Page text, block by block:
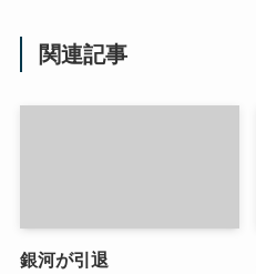
関連記事
銀河が引退